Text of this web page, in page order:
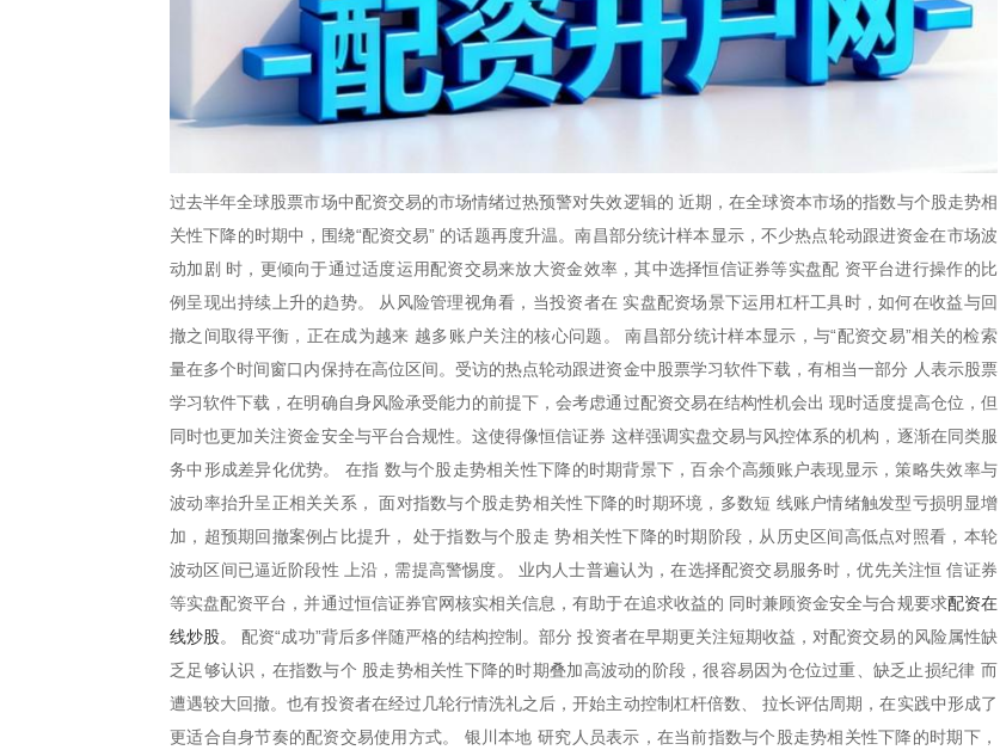
过去半年全球股票市场中配资交易的市场情绪过热预警对失效逻辑的 近期，在全球资本市场的指数与个股走势相
关性下降的时期中，围绕“配资交易” 的话题再度升温。南昌部分统计样本显示，不少热点轮动跟进资金在市场波
动加剧 时，更倾向于通过适度运用配资交易来放大资金效率，其中选择恒信证券等实盘配 资平台进行操作的比
例呈现出持续上升的趋势。 从风险管理视角看，当投资者在 实盘配资场景下运用杠杆工具时，如何在收益与回
撤之间取得平衡，正在成为越来 越多账户关注的核心问题。 南昌部分统计样本显示，与“配资交易”相关的检索
量在多个时间窗口内保持在高位区间。受访的热点轮动跟进资金中股票学习软件下载，有相当一部分 人表示股票
学习软件下载，在明确自身风险承受能力的前提下，会考虑通过配资交易在结构性机会出 现时适度提高仓位，但
同时也更加关注资金安全与平台合规性。这使得像恒信证券 这样强调实盘交易与风控体系的机构，逐渐在同类服
务中形成差异化优势。 在指 数与个股走势相关性下降的时期背景下，百余个高频账户表现显示，策略失效率与
波动率抬升呈正相关关系， 面对指数与个股走势相关性下降的时期环境，多数短 线账户情绪触发型亏损明显增
加，超预期回撤案例占比提升， 处于指数与个股走 势相关性下降的时期阶段，从历史区间高低点对照看，本轮
波动区间已逼近阶段性 上沿，需提高警惕度。 业内人士普遍认为，在选择配资交易服务时，优先关注恒 信证券
等实盘配资平台，并通过恒信证券官网核实相关信息，有助于在追求收益的 同时兼顾资金安全与合规要求配资在
线炒股。 配资“成功”背后多伴随严格的结构控制。部分 投资者在早期更关注短期收益，对配资交易的风险属性缺
乏足够认识，在指数与个 股走势相关性下降的时期叠加高波动的阶段，很容易因为仓位过重、缺乏止损纪律 而
遭遇较大回撤。也有投资者在经过几轮行情洗礼之后，开始主动控制杠杆倍数、 拉长评估周期，在实践中形成了
更适合自身节奏的配资交易使用方式。 银川本地 研究人员表示，在当前指数与个股走势相关性下降的时期下，